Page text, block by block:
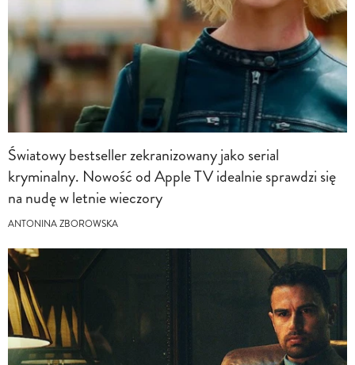
Światowy bestseller zekranizowany jako serial
kryminalny. Nowość od Apple TV idealnie sprawdzi się
na nudę w letnie wieczory
ANTONINA ZBOROWSKA